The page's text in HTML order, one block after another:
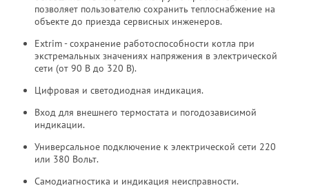
позволяет пользователю сохранить теплоснабжение на
объекте до приезда сервисных инженеров.
Extrim - сохранение работоспособности котла при
экстремальных значениях напряжения в электрической
сети (от 90 В до 320 В).
Цифровая и светодиодная индикация.
Вход для внешнего термостата и погодозависимой
индикации.
Универсальное подключение к электрической сети 220
или 380 Вольт.
Самодиагностика и индикация неисправности.